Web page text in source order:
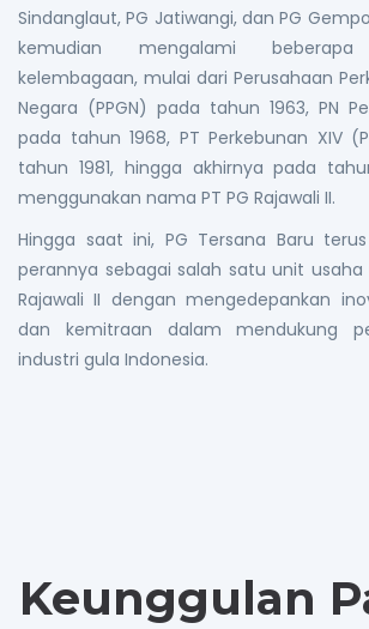
Sindanglaut, PG Jatiwangi, dan PG
kemudian mengalami beberapa
kelembagaan, mulai dari Perusahaan
Negara (PPGN) pada tahun 1963, PN
pada tahun 1968, PT Perkebunan XIV
tahun 1981, hingga akhirnya pada
menggunakan nama PT PG Rajawali II.
Hingga saat ini, PG Tersana Baru
perannya sebagai salah satu unit usaha
Rajawali II dengan mengedepankan
dan kemitraan dalam mendukung
industri gula Indonesia.
Keunggulan